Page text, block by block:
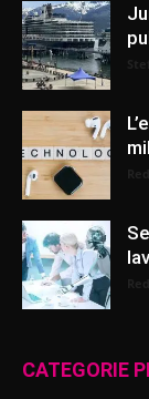
CATEGORIE